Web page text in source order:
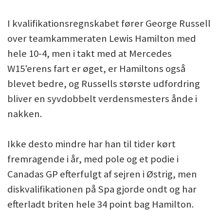
I kvalifikationsregnskabet fører George Russell
over teamkammeraten Lewis Hamilton med
hele 10-4, men i takt med at Mercedes
W15'erens fart er øget, er Hamiltons også
blevet bedre, og Russells største udfordring
bliver en syvdobbelt verdensmesters ånde i
nakken.
Ikke desto mindre har han til tider kørt
fremragende i år, med pole og et podie i
Canadas GP efterfulgt af sejren i Østrig, men
diskvalifikationen på Spa gjorde ondt og har
efterladt briten hele 34 point bag Hamilton.